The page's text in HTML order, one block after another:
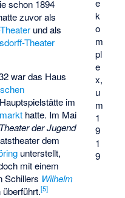
e
k
o
m
pl
e
x,
u
m
1
9
1
9
schon 1894
zuvor als
und als
Theater
war das Haus
im
hatte. Im Mai
der Jugend
dem
unterstellt,
mit einem
Schillers Wilhelm
[5]